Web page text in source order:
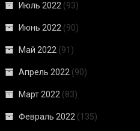
Июль 2022 (93)
Июнь 2022 (90)
Май 2022 (91)
Апрель 2022 (90)
Март 2022 (83)
Февраль 2022 (135)